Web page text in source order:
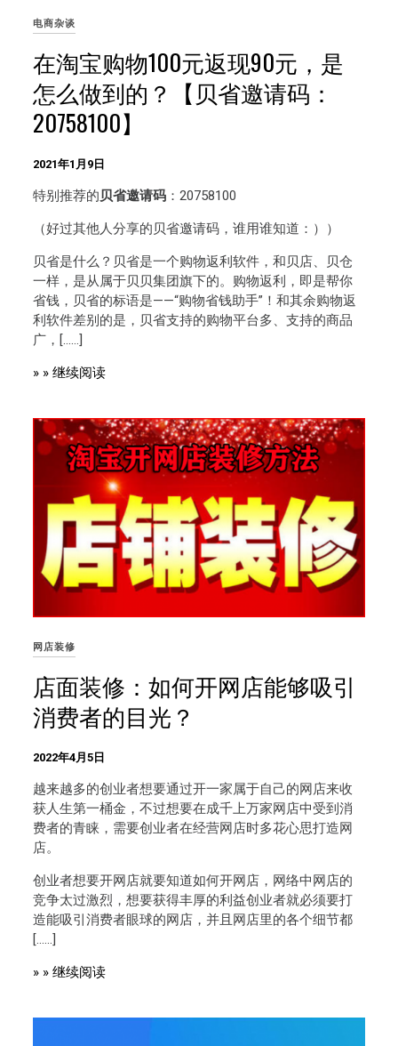
电商杂谈
在淘宝购物100元返现90元，是
怎么做到的？【贝省邀请码：
20758100】
2021年1月9日
特别推荐的贝省邀请码 ：20758100
（好过其他人分享的贝省邀请码，谁用谁知道：））
贝省是什么？贝省是一个购物返利软件，和贝店、贝仓
一样，是从属于贝贝集团旗下的。购物返利，即是帮你
省钱，贝省的标语是——“购物省钱助手”！和其余购物返
利软件差别的是，贝省支持的购物平台多、支持的商品
广，[……]
» » 继续阅读
网店装修
店面装修：如何开网店能够吸引
消费者的目光？
2022年4月5日
越来越多的创业者想要通过开一家属于自己的网店来收
获人生第一桶金，不过想要在成千上万家网店中受到消
费者的青睐，需要创业者在经营网店时多花心思打造网
店。
创业者想要开网店就要知道如何开网店，网络中网店的
竞争太过激烈，想要获得丰厚的利益创业者就必须要打
造能吸引消费者眼球的网店，并且网店里的各个细节都
[……]
» » 继续阅读